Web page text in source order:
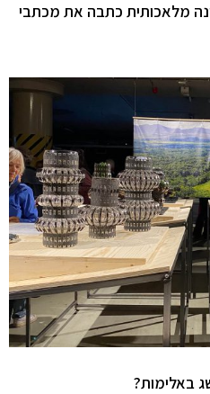
מלאכותית כתבה את מכתבי
באלימות?